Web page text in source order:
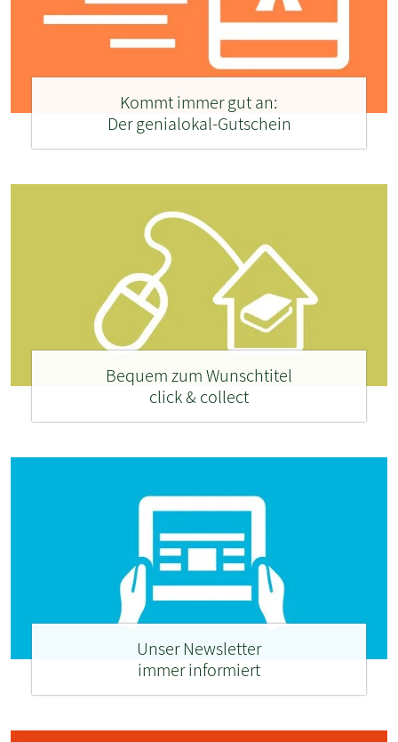
Kommt immer gut an:
Der genialokal-Gutschein
Bequem zum Wunschtitel
click & collect
Unser Newsletter
immer informiert